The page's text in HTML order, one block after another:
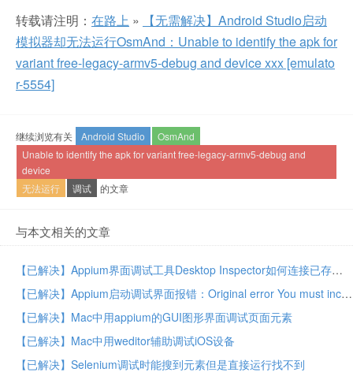
转载请注明： 在路上 »
【无需解决】Android Studio启动
模拟器却无法运行OsmAnd：Unable to identify the apk for
variant free-legacy-armv5-debug and device xxx [emulato
r-5554]
继续浏览有关 Android Studio
OsmAnd
Unable to identify the apk for variant free-legacy-armv5-debug and
device
无法运行
调试 的文章
与本文相关的文章
【已解决】Appium界面调试工具Desktop Inspector如何连接已存在的session会话
【已解决】Appium启动调试界面报错：Original error You must include a platformName capability
【已解决】Mac中用appium的GUI图形界面调试页面元素
【已解决】Mac中用weditor辅助调试iOS设备
【已解决】Selenium调试时能搜到元素但是直接运行找不到